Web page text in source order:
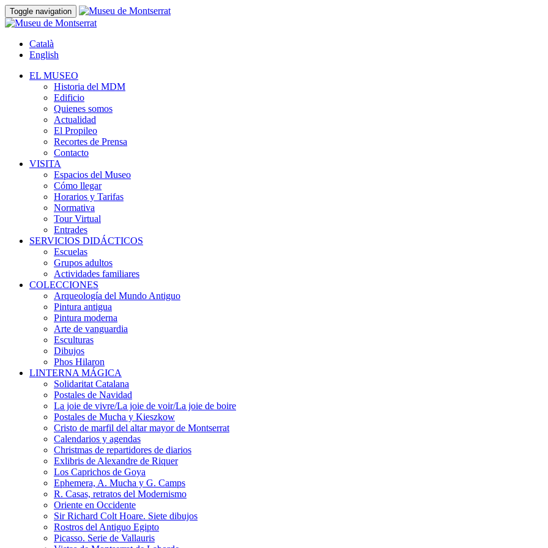
Toggle navigation
Català
English
EL MUSEO
Historia del MDM
Edificio
Quienes somos
Actualidad
El Propileo
Recortes de Prensa
Contacto
VISITA
Espacios del Museo
Cómo llegar
Horarios y Tarifas
Normativa
Tour Virtual
Entrades
SERVICIOS DIDÁCTICOS
Escuelas
Grupos adultos
Actividades familiares
COLECCIONES
Arqueología del Mundo Antiguo
Pintura antigua
Pintura moderna
Arte de vanguardia
Esculturas
Dibujos
Phos Hilaron
LINTERNA MÁGICA
Solidaritat Catalana
Postales de Navidad
La joie de vivre/La joie de voir/La joie de boire
Postales de Mucha y Kieszkow
Cristo de marfil del altar mayor de Montserrat
Calendarios y agendas
Christmas de repartidores de diarios
Exlibris de Alexandre de Riquer
Los Caprichos de Goya
Ephemera, A. Mucha y G. Camps
R. Casas, retratos del Modernismo
Oriente en Occidente
Sir Richard Colt Hoare. Siete dibujos
Rostros del Antiguo Egipto
Picasso. Serie de Vallauris